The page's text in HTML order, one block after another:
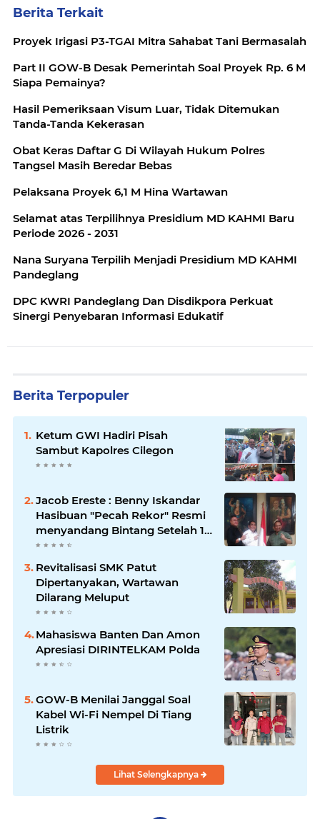
Berita Terkait
Proyek Irigasi P3-TGAI Mitra Sahabat Tani Bermasalah
Part II GOW-B Desak Pemerintah Soal Proyek Rp. 6 M
Siapa Pemainya?
Hasil Pemeriksaan Visum Luar, Tidak Ditemukan
Tanda-Tanda Kekerasan
Obat Keras Daftar G Di Wilayah Hukum Polres
Tangsel Masih Beredar Bebas
Pelaksana Proyek 6,1 M Hina Wartawan
Selamat atas Terpilihnya Presidium MD KAHMI Baru
Periode 2026 - 2031
Nana Suryana Terpilih Menjadi Presidium MD KAHMI
Pandeglang
DPC KWRI Pandeglang Dan Disdikpora Perkuat
Sinergi Penyebaran Informasi Edukatif
Berita Terpopuler
Ketum GWI Hadiri Pisah
Sambut Kapolres Cilegon
Jacob Ereste : Benny Iskandar
Hasibuan "Pecah Rekor" Resmi
menyandang Bintang Setelah 14
Tahun Ngejokrok Berpangjat
Revitalisasi SMK Patut
Dipertanyakan, Wartawan
Dilarang Meluput
Mahasiswa Banten Dan Amon
Apresiasi DIRINTELKAM Polda
GOW-B Menilai Janggal Soal
Kabel Wi-Fi Nempel Di Tiang
Listrik
Lihat Selengkapnya